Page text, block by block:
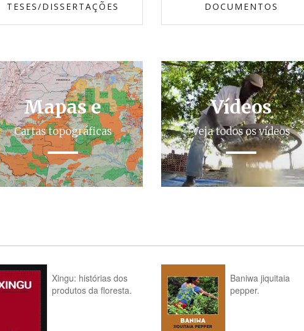
TESES/DISSERTAÇÕES DOCUMENTOS
Mapas e
Cartas topográficas
Vídeos
Veja todos os vídeos
Xingu: histórias dos
produtos da floresta.
Baniwa jiquitaia
pepper.